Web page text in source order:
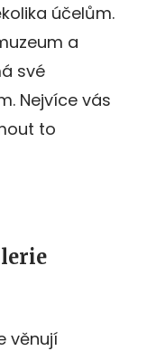
účelům.
a
své
Nejvíce vás
to
věnují